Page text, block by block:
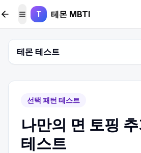
본문 바로가기
메뉴 토글
T 테몬 MBTI
테몬 테스트
선택 패턴 테스트
나만의 면 토핑
테스트